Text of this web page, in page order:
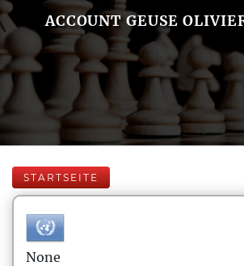
ACCOUNT GEUSE
STARTSEITE
None